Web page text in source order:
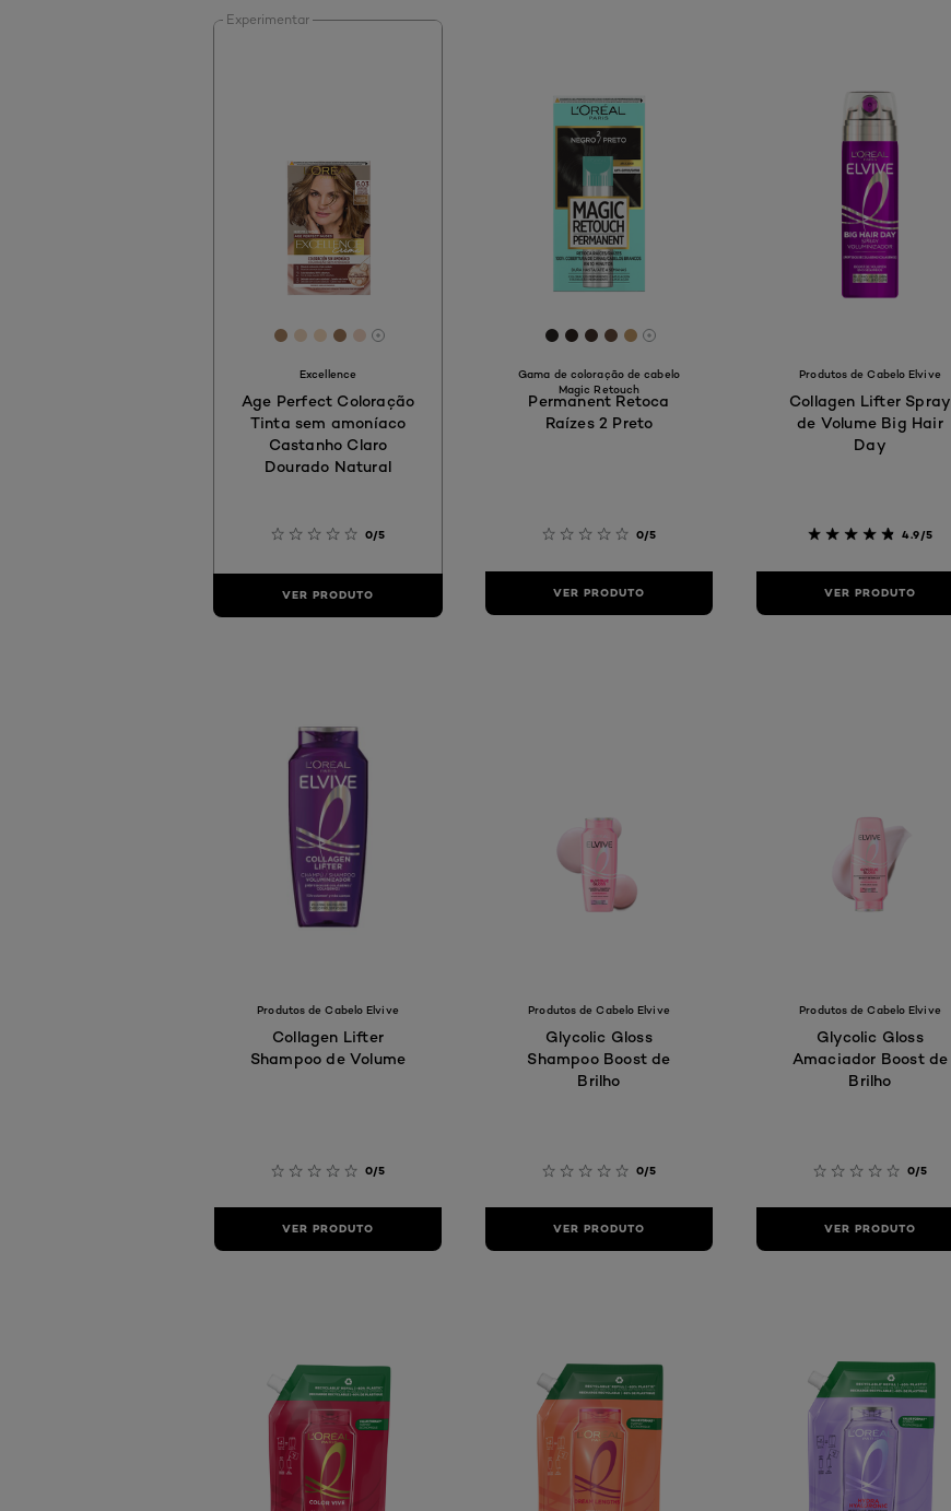
Experimentar
[Color]: #AC8663
[Color]: #EFD6BC
[Color]: #F6D9BB
[Color]: #A27A5A
[Color]: #F1D3C2
Estão disponíveis mais tons
Excellence
Age Perfect Coloração
Tinta sem amoníaco
Castanho Claro
Dourado Natural
0/5
VER PRODUTO
[Color]: #282523
[Color]: #2F2420
[Color]: #42322A
[Color]: #674C3D
[Color]: #BF9865
Estão disponíveis mais tons
Gama de coloração de cabelo
Magic Retouch
Permanent Retoca
Raízes 2 Preto
0/5
VER PRODUTO
Produtos de Cabelo Elvive
Collagen Lifter Spray
de Volume Big Hair
Day
4.9/5
VER PRODUTO
Produtos de Cabelo Elvive
Collagen Lifter
Shampoo de Volume
0/5
VER PRODUTO
Produtos de Cabelo Elvive
Glycolic Gloss
Shampoo Boost de
Brilho
0/5
VER PRODUTO
Produtos de Cabelo Elvive
Glycolic Gloss
Amaciador Boost de
Brilho
0/5
VER PRODUTO